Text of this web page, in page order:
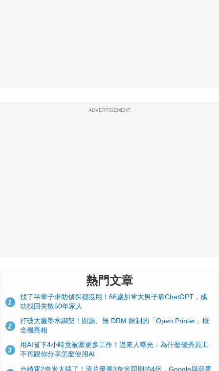
ADVERTISEMENT
熱門文章
1
找了半輩子求助偵探都沒用！66歲加拿大男子靠ChatGPT，成
功找回失散50年家人
2
打破大廠墨水綁架！開源、無 DRM 限制的「Open Printer」概
念機亮相
3
用AI省下4小時竟被塞更多工作！過來人曝光：為什麼優秀員工
不再跟你分享怎麼使用AI
台積電2奈米太猛了！流片量是3奈米同期的4倍，Google與蘋果